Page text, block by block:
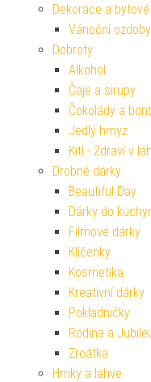
Dekorace a
Vánoční ozdoby
Dobroty
Alkohol
Čaje a sirupy
Čokolády a
Jedlý hmyz
Kitl - Zdraví v
Drobné dárky
Beautiful Day
Dárky do
Filmové dárky
Klíčenky
Kosmetika
Kreativní dárky
Pokladničky
Rodina a
Zrcátka
Hrnky a lahve